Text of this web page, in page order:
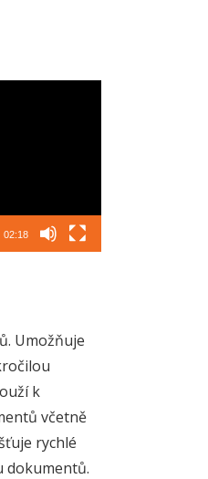
02:18
Umožňuje
k
včetně
rychlé
dokumentů.